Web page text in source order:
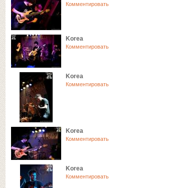
Комментировать
Korea
Комментировать
Korea
Комментировать
Korea
Комментировать
Korea
Комментировать